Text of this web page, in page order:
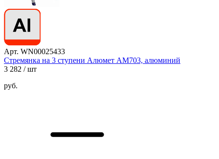
Арт. WN00025433
Стремянка на 3 ступени Алюмет АМ703, алюминий
3 282 / шт
руб.